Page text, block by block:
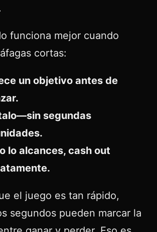
funciona mejor cuando
cortas:
un objetivo antes de
segundas
lo alcances, cash out
el juego es tan rápido,
segundos pueden marcar la